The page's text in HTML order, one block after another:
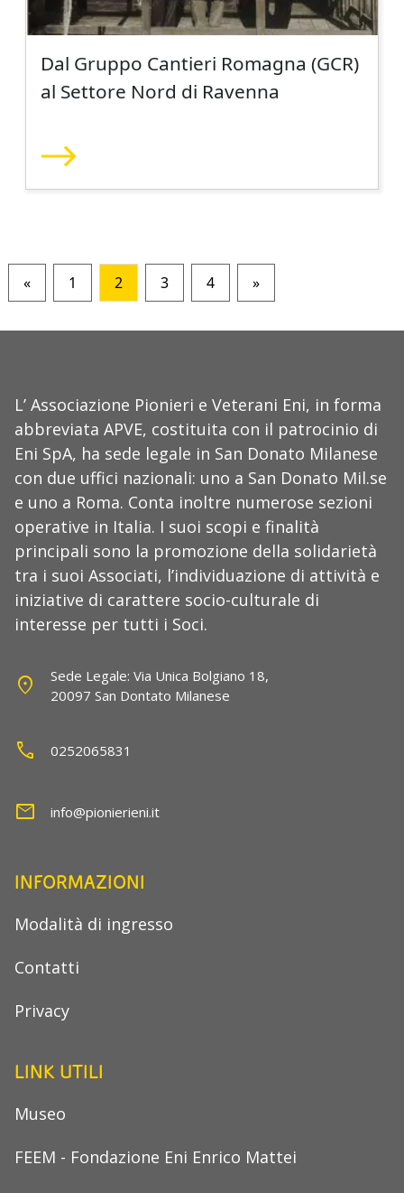
Dal Gruppo Cantieri Romagna (GCR)
al Settore Nord di Ravenna
« 1 2 3 4 »
L’ Associazione Pionieri e Veterani Eni, in forma
abbreviata APVE, costituita con il patrocinio di
Eni SpA, ha sede legale in San Donato Milanese
con due uffici nazionali: uno a San Donato Mil.se
e uno a Roma. Conta inoltre numerose sezioni
operative in Italia. I suoi scopi e finalità
principali sono la promozione della solidarietà
tra i suoi Associati, l’individuazione di attività e
iniziative di carattere socio-culturale di
interesse per tutti i Soci.
location_on
Sede Legale: Via Unica Bolgiano 18,
20097 San Dontato Milanese
call 0252065831
mail info@pionierieni.it
INFORMAZIONI
Modalità di ingresso
Contatti
Privacy
LINK UTILI
Museo
FEEM - Fondazione Eni Enrico Mattei